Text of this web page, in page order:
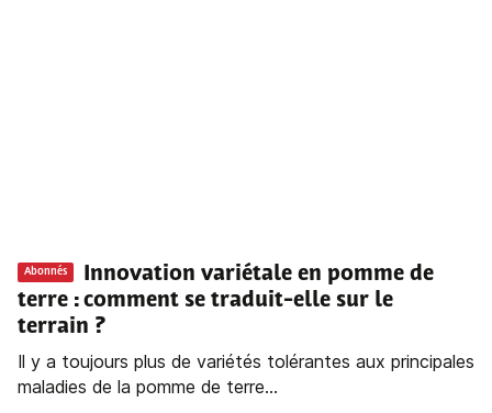
Abonnés
Innovation variétale en pomme de
terre : comment se traduit-elle sur le
terrain ?
Il y a toujours plus de variétés tolérantes aux principales
maladies de la pomme de terre...